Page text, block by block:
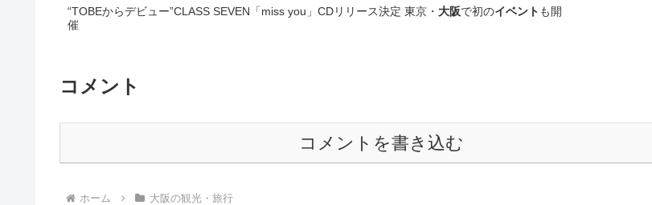
“TOBEからデビュー”CLASS SEVEN「miss you」CDリリース決定 東京・ 大阪で初のイベント も開
催
コメント
コメントを書き込む
ホーム 大阪の観光・旅行